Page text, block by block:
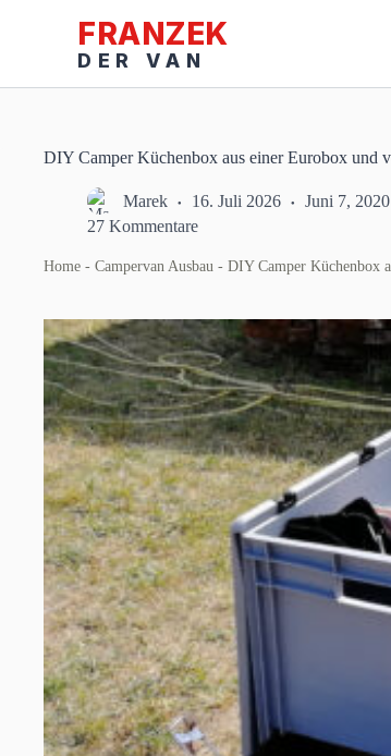
DIY Camper Küchenbox aus einer Eurobox und
Marek 16. Juli 2026 Juni 7, 2020
27 Kommentare
Home - Campervan Ausbau - DIY Camper Küchenbox